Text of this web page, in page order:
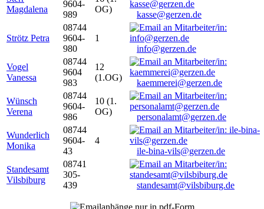
Magdalena
9604-
989
OG)
kasse@gerzen.de
Strötz Petra
08744
9604-
980
1
info@gerzen.de
Vogel
Vanessa
08744
9604
983
12
(1.OG)
kaemmerei@gerzen.de
Wünsch
Verena
08744
9604-
986
10 (1.
OG)
personalamt@gerzen.de
Wunderlich
Monika
08744
9604-
43
4
ile-bina-vils@gerzen.de
Standesamt
Vilsbiburg
08741
305-
439
standesamt@vilsbiburg.de